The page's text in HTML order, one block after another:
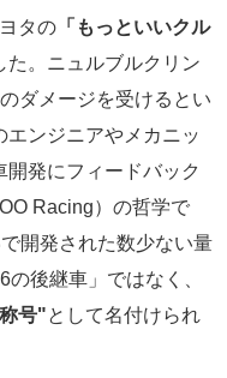
タの 「もっといいクル
た。ニュルブルクリン
ダメージを受けるとい
ンジニアやメカニッ
発にフィードバック
Racing）の哲学で
開発された数少ない量
後継車」ではなく、
号" として名付けられ